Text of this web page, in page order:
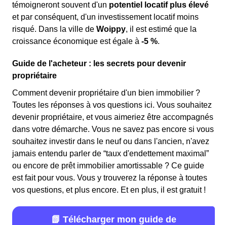
témoigneront souvent d'un potentiel locatif plus élevé
et par conséquent, d'un investissement locatif moins
risqué. Dans la ville de Woippy, il est estimé que la
croissance économique est égale à -5 %.
Guide de l'acheteur : les secrets pour devenir
propriétaire
Comment devenir propriétaire d'un bien immobilier ?
Toutes les réponses à vos questions ici. Vous souhaitez
devenir propriétaire, et vous aimeriez être accompagnés
dans votre démarche. Vous ne savez pas encore si vous
souhaitez investir dans le neuf ou dans l'ancien, n'avez
jamais entendu parler de “taux d'endettement maximal”
ou encore de prêt immobilier amortissable ? Ce guide
est fait pour vous. Vous y trouverez la réponse à toutes
vos questions, et plus encore. Et en plus, il est gratuit !
📗 Télécharger mon guide de